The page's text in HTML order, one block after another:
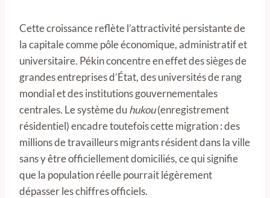
Cette croissance reflète l’attractivité persistante de
la capitale comme pôle économique, administratif et
universitaire. Pékin concentre en effet des sièges de
grandes entreprises d’État, des universités de rang
mondial et des institutions gouvernementales
centrales. Le système duhukou(enregistrement
résidentiel) encadre toutefois cette migration : des
millions de travailleurs migrants résident dans la ville
sans y être officiellement domiciliés, ce qui signifie
que la population réelle pourrait légèrement
dépasser les chiffres officiels.